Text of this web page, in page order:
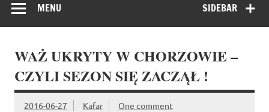
SIDEBAR
MENU
WAŻ UKRYTY W CHORZOWIE –
CZYLI SEZON SIĘ ZACZĄŁ !
2016-06-27 Kafar One comment